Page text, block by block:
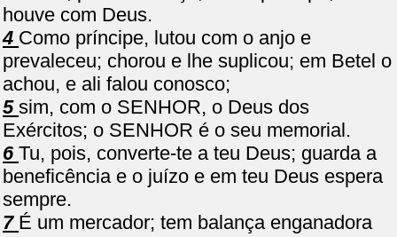
houve com Deus.
4 Como príncipe, lutou com o anjo e
prevaleceu; chorou e lhe suplicou; em Betel o
achou, e ali falou conosco;
5 sim, com o SENHOR, o Deus dos
Exércitos; o SENHOR é o seu memorial.
6 Tu, pois, converte-te a teu Deus; guarda a
beneficência e o juízo e em teu Deus espera
sempre.
7 É um mercador; tem balança enganadora